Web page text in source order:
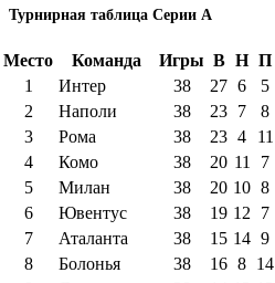
Турнирная таблица Серии А
Место Команда Игры В Н П
1
Интер 38 27 6 5
2
Наполи 38 23 7 8
3
Рома 38 23 4 11
4
Комо 38 20 11 7
5
Милан 38 20 10 8
6
Ювентус 38 19 12 7
7
Аталанта 38 15 14 9
8
Болонья 38 16 8 14